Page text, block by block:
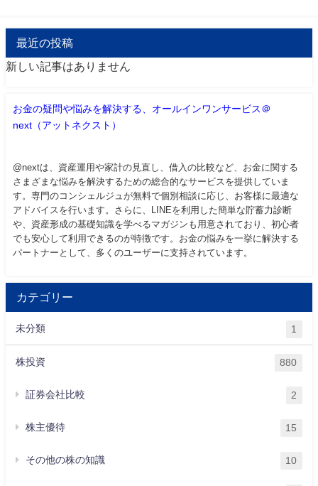
最近の投稿
新しい記事はありません
お金の疑問や悩みを解決する、オールインワンサービス＠
next（アットネクスト）
@nextは、資産運用や家計の見直し、借入の比較など、お金に関する
さまざまな悩みを解決するための総合的なサービスを提供していま
す。専門のコンシェルジュが無料で個別相談に応じ、お客様に最適な
アドバイスを行います。さらに、LINEを利用した簡単な貯蓄力診断
や、資産形成の基礎知識を学べるマガジンも用意されており、初心者
でも安心して利用できるのが特徴です。お金の悩みを一挙に解決する
パートナーとして、多くのユーザーに支持されています。
カテゴリー
未分類 1
株投資 880
証券会社比較 2
株主優待 15
その他の株の知識 10